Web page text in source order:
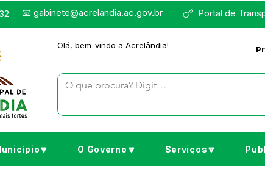
Portal de
📧 gabinete@acrelandia.ac.gov.br
Olá, bem-vindo a Acrelândia!
O Governo🔽 Serviços🔽